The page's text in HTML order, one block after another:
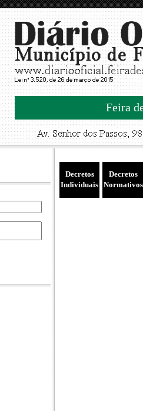
Feira
Decretos
Individuais
Decretos
Normativos